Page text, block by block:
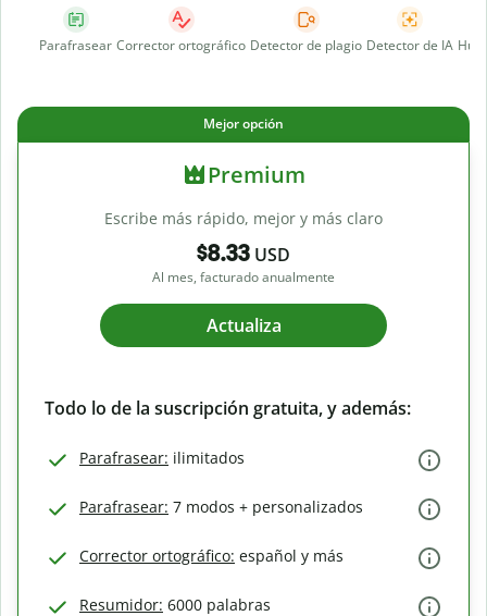
Parafrasear Corrector ortográfico Detector de plagio Detector de IA
Mejor opción
Premium
Escribe más rápido, mejor y más claro
$8.33 USD
Al mes, facturado anualmente
Actualiza
Todo lo de la suscripción gratuita, y además:
Parafrasear: ilimitados
Parafrasear: 7 modos + personalizados
Corrector ortográfico: español y más
Resumidor: 6000 palabras